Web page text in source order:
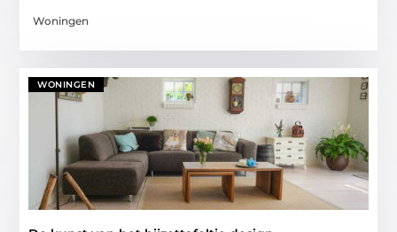
Woningen
WONINGEN